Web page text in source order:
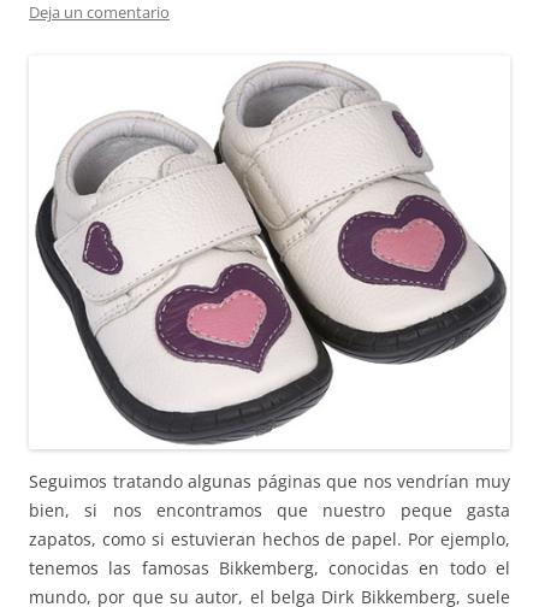
Deja un comentario
Seguimos tratando algunas páginas que nos vendrían muy
bien, si nos encontramos que nuestro peque gasta
zapatos, como si estuvieran hechos de papel. Por ejemplo,
tenemos las famosas Bikkemberg, conocidas en todo el
mundo, por que su autor, el belga Dirk Bikkemberg, suele